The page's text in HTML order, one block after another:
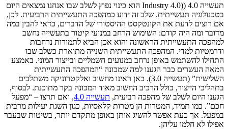
תעשייה 4.0 ((Industry 4.0 הוא כינוי נפוץ לשלב שבו אנחנו נמצאים היום
בטכנולוגיה תעשייתית. שלב זה ידוע כמהפכה התעשייתית הרביעית. לכן,
אם רוצים לדעת את הקונטקסט ההיסטורי של הדברים, כדאי להבין במה
מדובר ומה היה קודם: השימוש הרחב במנועי קיטור בתעשייה נחשב
למהפכה התעשייתית הראשונה והוא אכן הביא לתמורות נרחבות
ודרמטיות למדי. המהפכה התעשייתית השנייה מתוארת כשלב שבו
התחילו להשתמש באופן נרחב במנועים חשמליים ובייצור המוני. באמצע
המאה העשרים כבר הגענו למה שמכונה “המהפכה התעשייתית
השלישית” (תעשייה 3.0). כאן ראינו מחשוב ואלקטרוניקה משתלבים
בתהליכי הייצור, כולל הרכיב החשוב מאוד המכונה בקר מתוכנת. לבסוף,
הגענו היום לשלב של מהפכה רביעית, תעשייה 4.0
, ואם תרצו – “מפעל
חכם”. כמו תמיד, המטרות הן מטרות קלאסיות, כגון השגת יעילות מרבית
במפעל. אך כעת אפשר להשיג אותן באופן מתקדם יותר, בשיטות שבעבר
אפילו לא חלמו עליהן.